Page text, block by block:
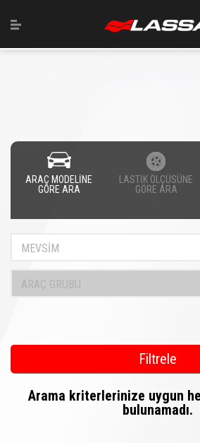
ARAÇ MODELİNE
GÖRE ARA
LASTİK ÖLÇÜSÜNE
GÖRE ARA
MEVSİM
ARAÇ GRUBU
Filtrele
Arama kriterlerinize uygun
bulunamadı.